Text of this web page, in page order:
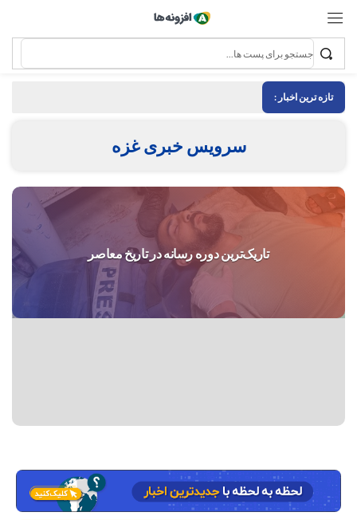
تازه ترین اخبار :
سرویس خبری غزه
تاریک‌ترین دوره رسانه در تاریخ معاصر